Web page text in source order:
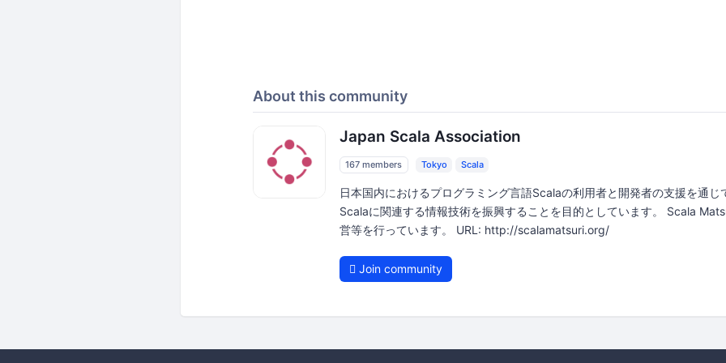
About this community
Japan Scala Association
167 members Tokyo Scala
日本国内におけるプログラミング言語Scalaの利用者と開発者の支援を通じ
Scalaに関連する情報技術を振興することを目的としています。 Scala
営等を行っています。 URL: http://scalamatsuri.org/
Join community